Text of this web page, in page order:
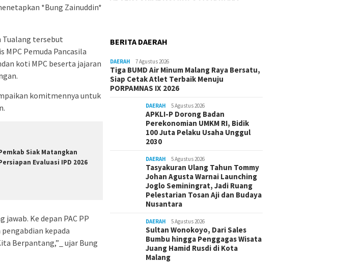
*Bung Zainuddin*
Tualang tersebut
Pemuda Pancasila
koti MPC beserta jajaran
komitmennya untuk
Siak Matangkan
Evaluasi IPD 2026
Ke depan PAC PP
kepada
Berpantang,”_ ujar Bung
BERITA DAERAH
DAERAH 7 Agustus 2026
Tiga BUMD Air Minum Malang Raya Bersatu,
Siap Cetak Atlet Terbaik Menuju
PORPAMNAS IX 2026
DAERAH 5 Agustus 2026
APKLI-P Dorong Badan
Perekonomian UMKM RI, Bidik
100 Juta Pelaku Usaha Unggul
2030
DAERAH 5 Agustus 2026
Tasyakuran Ulang Tahun Tommy
Johan Agusta Warnai Launching
Joglo Seminingrat, Jadi Ruang
Pelestarian Tosan Aji dan Budaya
Nusantara
DAERAH 5 Agustus 2026
Sultan Wonokoyo, Dari Sales
Bumbu hingga Penggagas Wisata
Juang Hamid Rusdi di Kota
Malang